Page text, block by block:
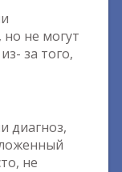
, но не могут
из- за того,
диагноз,
не